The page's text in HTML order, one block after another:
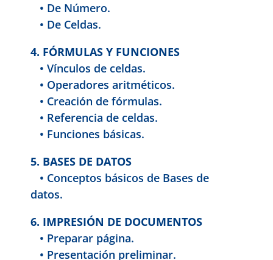
• De Número.
• De Celdas.
4. FÓRMULAS Y FUNCIONES
• Vínculos de celdas.
• Operadores aritméticos.
• Creación de fórmulas.
• Referencia de celdas.
• Funciones básicas.
5. BASES DE DATOS
• Conceptos básicos de Bases de
datos.
6. IMPRESIÓN DE DOCUMENTOS
• Preparar página.
• Presentación preliminar.